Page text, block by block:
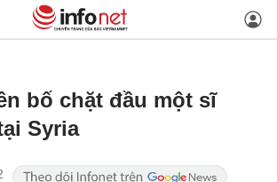
bố chặt đầu một sĩ
Syria